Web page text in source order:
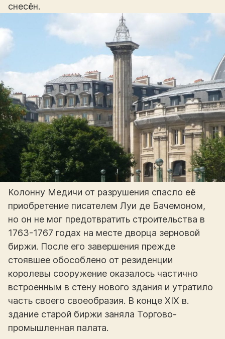
снесён.
Колонну Медичи от разрушения спасло её
приобретение писателем Луи де Бачемоном,
но он не мог предотвратить строительства в
1763-1767 годах на месте дворца зерновой
биржи. После его завершения прежде
стоявшее обособлено от резиденции
королевы сооружение оказалось частично
встроенным в стену нового здания и утратило
часть своего своеобразия. В конце XIX в.
здание старой биржи заняла Торгово-
промышленная палата.